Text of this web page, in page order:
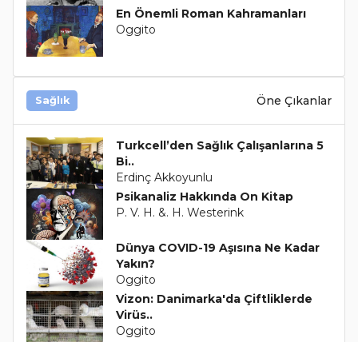
En Önemli Roman Kahramanları
Oggito
Sağlık Öne Çıkanlar
Turkcell’den Sağlık Çalışanlarına 5
Bi..
Erdinç Akkoyunlu
Psikanaliz Hakkında On Kitap
P. V. H. &. H. Westerink
Dünya COVID-19 Aşısına Ne Kadar
Yakın?
Oggito
Vizon: Danimarka'da Çiftliklerde
Virüs..
Oggito